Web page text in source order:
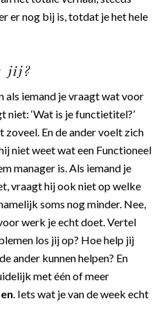
er nog bij is, totdat je het hele
jij?
als iemand je vraagt wat voor
niet: ‘Wat is je functietitel?’
En de ander voelt zich
niet weet wat een Functioneel
manager is. Als iemand je
vraagt hij ook niet op welke
soms nog minder. Nee,
werk je echt doet. Vertel
los jij op? Hoe help jij
ander kunnen helpen? En
met één of meer
. Iets wat je van de week echt